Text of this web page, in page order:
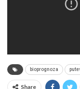
bioprognoza
Share